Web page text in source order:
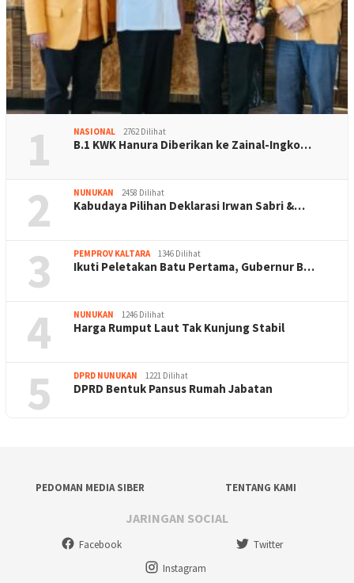
1 NASIONAL 2762 Dilihat
B.1 KWK Hanura Diberikan ke Zainal-Ingko…
2 NUNUKAN 2458 Dilihat
Kabudaya Pilihan Deklarasi Irwan Sabri &…
3 PEMPROV KALTARA 1346 Dilihat
Ikuti Peletakan Batu Pertama, Gubernur B…
4 NUNUKAN 1246 Dilihat
Harga Rumput Laut Tak Kunjung Stabil
5 DPRD NUNUKAN 1221 Dilihat
DPRD Bentuk Pansus Rumah Jabatan
PEDOMAN MEDIA SIBER TENTANG KAMI
JARINGAN SOCIAL
Facebook
Twitter
Instagram